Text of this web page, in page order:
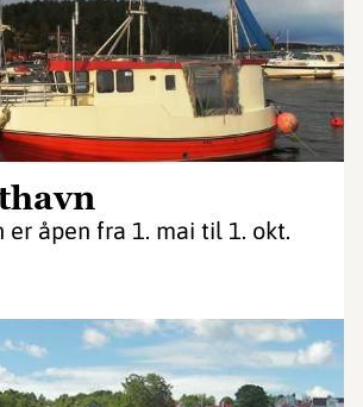
er åpen fra 1. mai til 1. okt.